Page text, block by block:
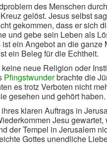
des Menschen
gelöst. Jesus selbst
gekommen, dass er sich
und gebe sein Leben als
ist ein Angebot an die ganze
ein Beleg für die Echtheit.
neue Religion oder
Pfingstwunderbrachte die
es trotz Verboten nicht
gesehen und gehört haben.
klaren Auftrags in
Jesu
der Tempel in Jerusalem
Gottes unendliche